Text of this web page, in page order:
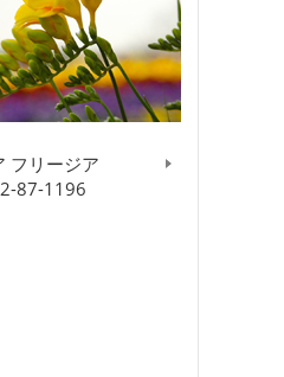
フリージア
87-1196